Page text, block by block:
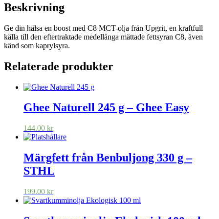
Beskrivning
Ge din hälsa en boost med C8 MCT-olja från Upgrit, en kraftfull
källa till den eftertraktade medellånga mättade fettsyran C8, även
känd som kaprylsyra.
Relaterade produkter
Ghee Naturell 245 g – Ghee Easy
144.00 kr
Märgfett från Benbuljong 330 g –
STHL
199.00 kr